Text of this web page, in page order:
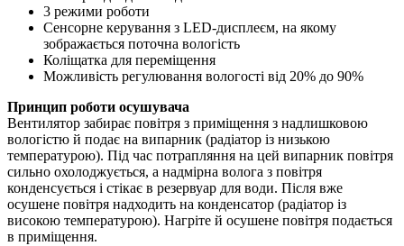
3 режими роботи
Сенсорне керування з LED-дисплеєм, на якому
зображається поточна вологість
Коліщатка для переміщення
Можливість регулювання вологості від 20% до 90%
Принцип роботи осушувача
Вентилятор забирає повітря з приміщення з надлишковою
вологістю й подає на випарник (радіатор із низькою
температурою). Під час потрапляння на цей випарник повітря
сильно охолоджується, а надмірна волога з повітря
конденсується і стікає в резервуар для води. Після вже
осушене повітря надходить на конденсатор (радіатор із
високою температурою). Нагріте й осушене повітря подається
в приміщення.